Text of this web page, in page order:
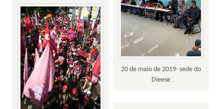
20 de maio de 2019- sede do
Dieese